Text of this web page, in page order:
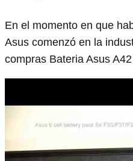
En el momento en que
Asus comenzó en la
compras Bateria Asus